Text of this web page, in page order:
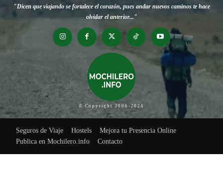
"Dicen que viajando se fortalece el corazón, pues andar nuevos caminos te hace
olvidar el anterior..."
© Copyright 2006-2026
Seguros de Viaje Hostels
Mejora tu Presencia Online
Publica en Mochilero.info
Contacto